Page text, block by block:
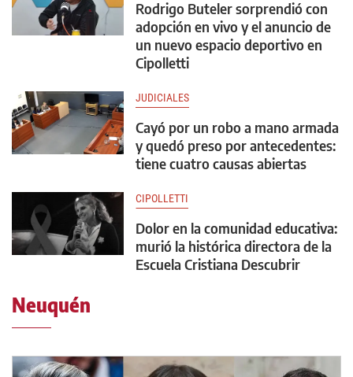
Rodrigo Buteler sorprendió con
adopción en vivo y el anuncio de
un nuevo espacio deportivo en
Cipolletti
JUDICIALES
Cayó por un robo a mano armada
y quedó preso por antecedentes:
tiene cuatro causas abiertas
CIPOLLETTI
Dolor en la comunidad educativa:
murió la histórica directora de la
Escuela Cristiana Descubrir
Neuquén